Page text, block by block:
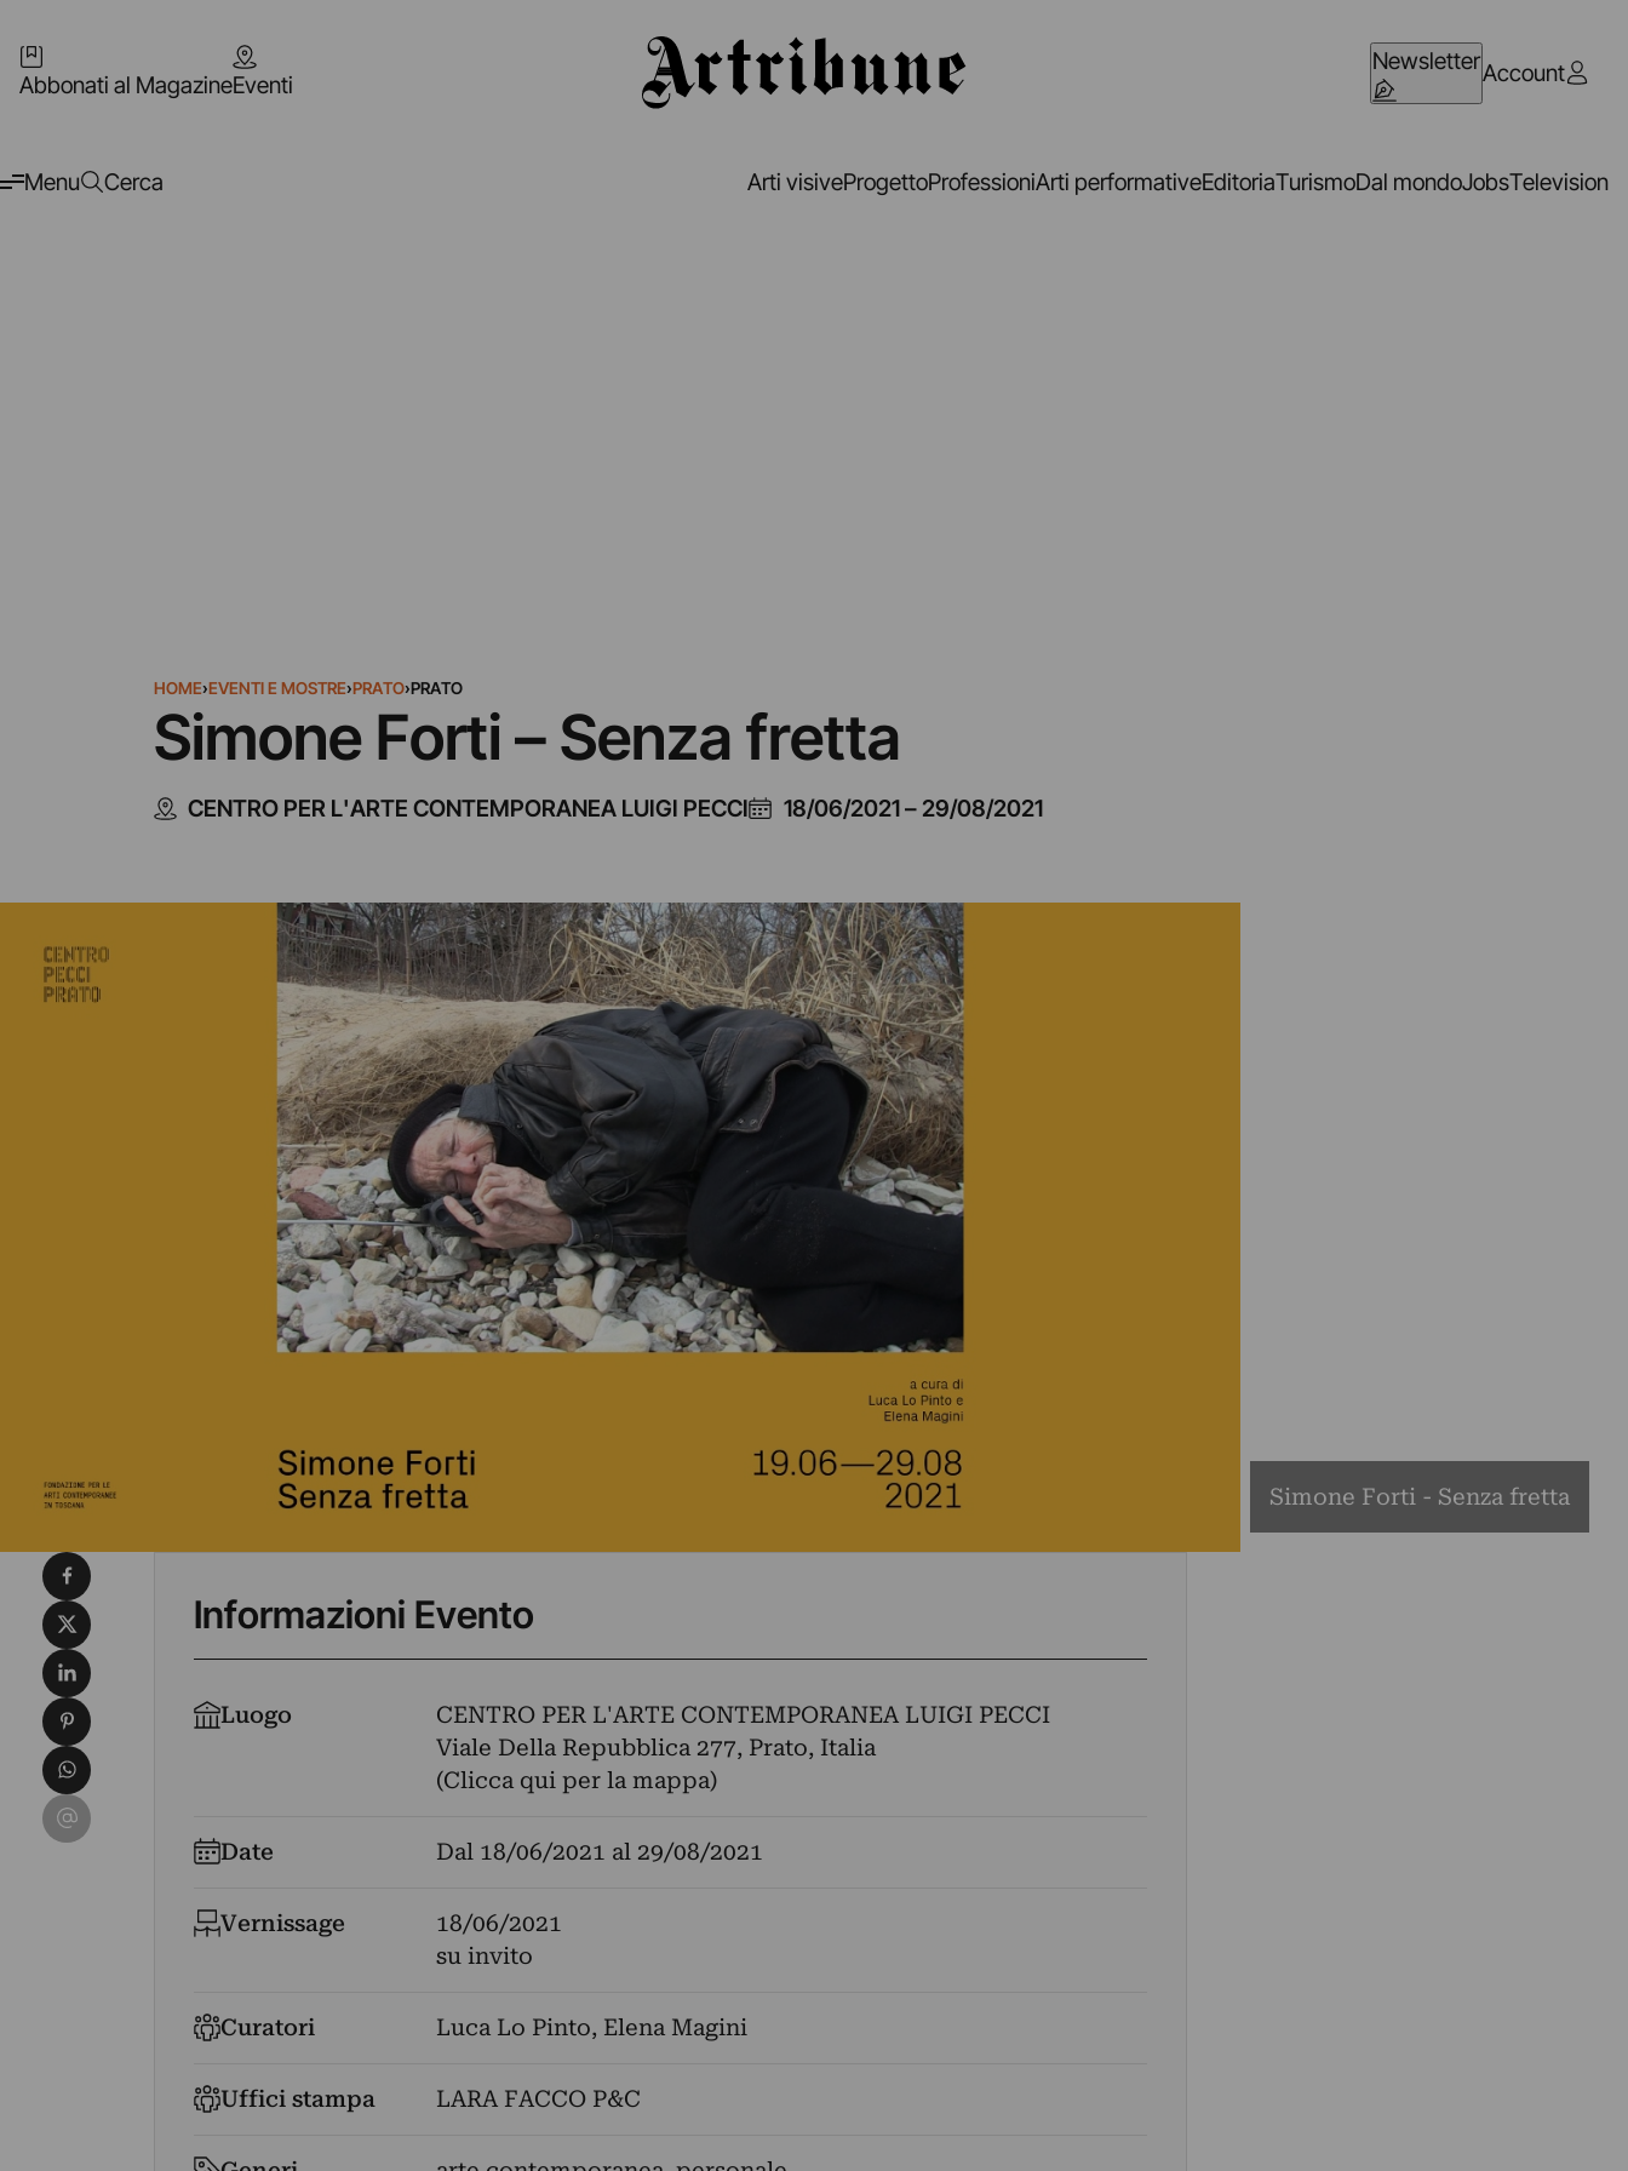
Abbonati al MagazineEventi
NewsletterAccount
Menu Cerca Arti visiveProgettoProfessioniArti performativeEditoriaTurismoDal mondoJobsTelevision
HOME›EVENTI E MOSTRE›PRATO›PRATO
Simone Forti – Senza fretta
CENTRO PER L'ARTE CONTEMPORANEA LUIGI PECCI 18/06/2021– 29/08/2021
Simone Forti - Senza fretta
Informazioni Evento
Luogo
CENTRO PER L'ARTE CONTEMPORANEA LUIGI PECCI
Viale Della Repubblica 277, Prato, Italia
(Clicca qui per la mappa)
Date Dal 18/06/2021 al 29/08/2021
Vernissage
18/06/2021
su invito
Curatori Luca Lo Pinto, Elena Magini
Uffici stampa LARA FACCO P&C
Condividi su Facebook
Condividi su X
Condividi su LinkedIn
Condividi su Pinterest
Condividi su WhatsApp
Condividi su Email